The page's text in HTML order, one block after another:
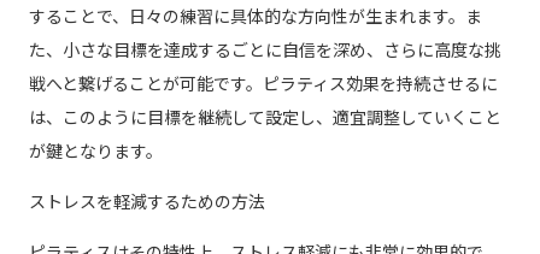
することで、日々の練習に具体的な方向性が生まれます。ま
た、小さな目標を達成するごとに自信を深め、さらに高度な挑
戦へと繋げることが可能です。ピラティス効果を持続させるに
は、このように目標を継続して設定し、適宜調整していくこと
が鍵となります。
ストレスを軽減するための方法